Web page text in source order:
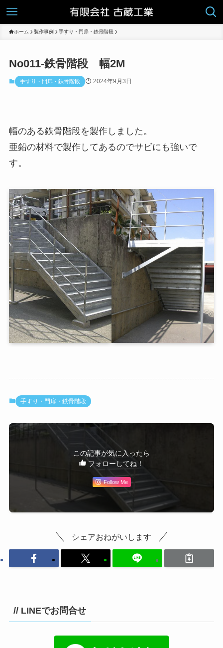
ホーム 製作事例 手すり・門扉・鉄骨階段
No011-鉄骨階段 幅2M
手すり・門扉・鉄骨階段 2024年9月3日
幅のある鉄骨階段を製作しました。
亜鉛の材料で製作してあるのでサビにも強いで
す。
手すり・門扉・鉄骨階段
この記事が気に入ったら
フォローしてね！
Follow Me
シェアおねがいします
// LINEでお問合せ